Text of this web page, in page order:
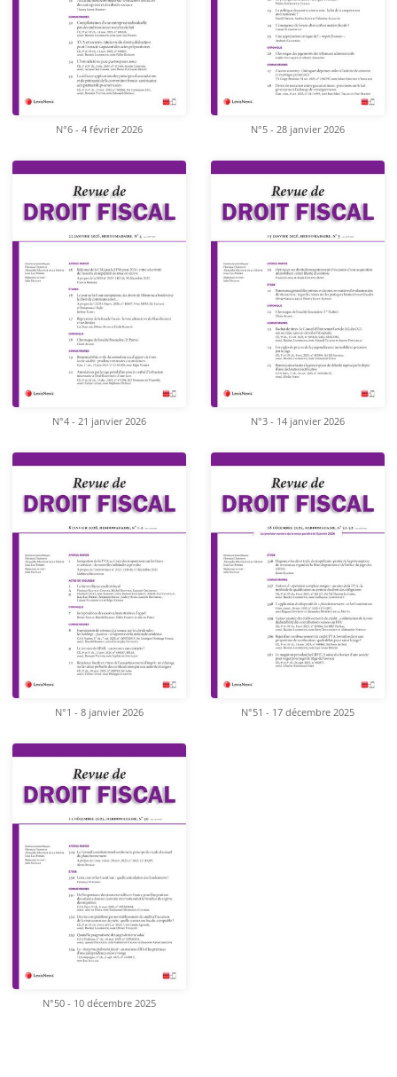
N°6 - 4 février 2026 N°5 - 28 janvier 2026
N°4 - 21 janvier 2026 N°3 - 14 janvier 2026
N°1 - 8 janvier 2026 N°51 - 17 décembre 2025
N°50 - 10 décembre 2025